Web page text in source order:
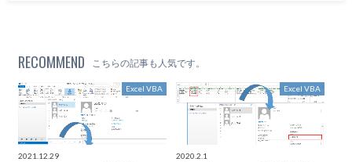
RECOMMEND こちらの記事も人気です。
Excel VBA
2021.12.29
Excel VBA
2020.2.1